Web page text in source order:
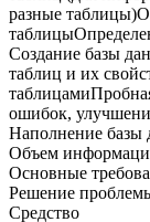
разные
Создание базы
таблиц и их
ошибок,
Наполнение базы
Объем
Основные
Решение
Средство